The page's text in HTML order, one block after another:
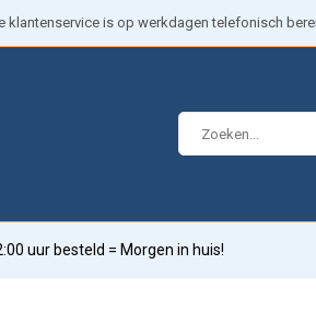
klantenservice is op werkdagen telefonisch
uur besteld = Morgen in huis!